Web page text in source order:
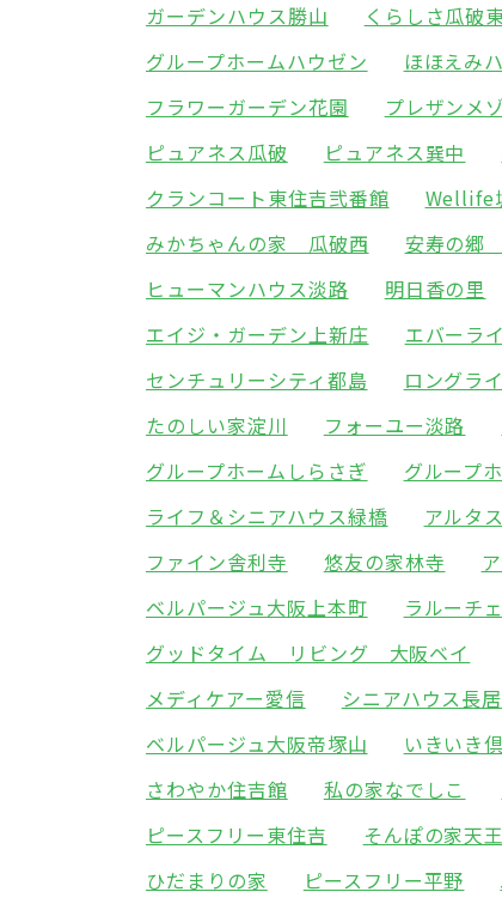
ガーデンハウス勝山 くらしさ瓜破
グループホームハウゼン
ほほえみ
フラワーガーデン花園
プレザンメ
ピュアネス瓜破
ピュアネス巽中
クランコート東住吉弐番館
Wellife
みかちゃんの家 瓜破西
安寿の郷
ヒューマンハウス淡路
明日香の里
エイジ・ガーデン上新庄
エバーラ
センチュリーシティ都島
ロングラ
たのしい家淀川
フォーユー淡路
グループホームしらさぎ
グループ
ライフ＆シニアハウス緑橋
アルタ
ファイン舎利寺
悠友の家林寺
ベルパージュ大阪上本町
ラルーチ
グッドタイム リビング 大阪ベイ
メディケアー愛信
シニアハウス長
ベルパージュ大阪帝塚山
いきいき
さわやか住吉館
私の家なでしこ
ピースフリー東住吉
そんぽの家天
ひだまりの家
ピースフリー平野